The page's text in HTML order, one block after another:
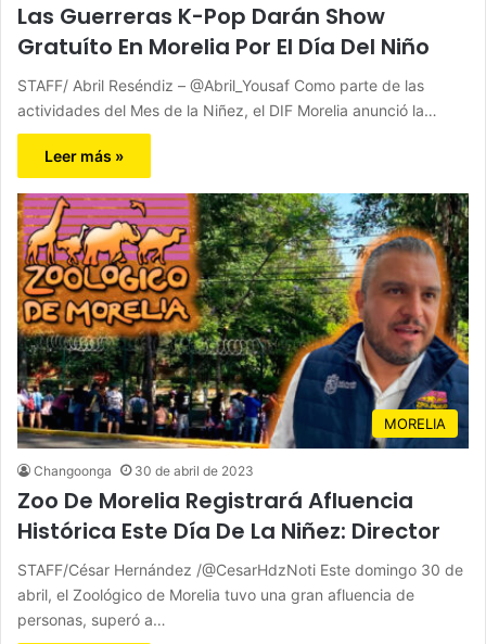
Las Guerreras K-Pop Darán Show
Gratuíto En Morelia Por El Día Del Niño
STAFF/ Abril Reséndiz – @Abril_Yousaf Como parte de las
actividades del Mes de la Niñez, el DIF Morelia anunció la…
Leer más »
MORELIA
Changoonga 30 de abril de 2023
Zoo De Morelia Registrará Afluencia
Histórica Este Día De La Niñez: Director
STAFF/César Hernández /@CesarHdzNoti Este domingo 30 de
abril, el Zoológico de Morelia tuvo una gran afluencia de
personas, superó a…